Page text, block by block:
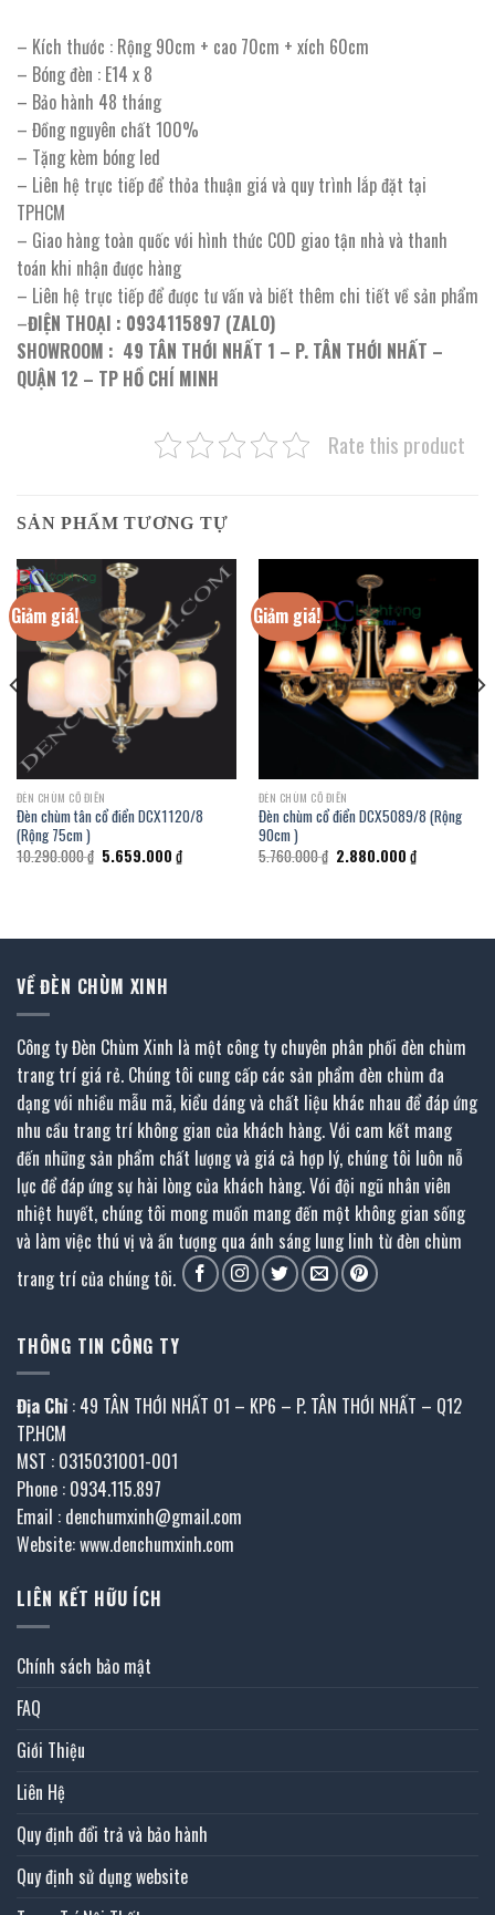
– Kích thước : Rộng 90cm + cao 70cm + xích 60cm
– Bóng đèn : E14 x 8
– Bảo hành 48 tháng
– Đồng nguyên chất 100%
– Tặng kèm bóng led
– Liên hệ trực tiếp để thỏa thuận giá và quy trình lắp đặt tại
TPHCM
– Giao hàng toàn quốc với hình thức COD giao tận nhà và thanh
toán khi nhận được hàng
– Liên hệ trực tiếp để được tư vấn và biết thêm chi tiết về sản phẩm
–ĐIỆN THOẠI : 0934115897 (ZALO)
SHOWROOM : 49 TÂN THỚI NHẤT 1 – P. TÂN THỚI NHẤT –
QUẬN 12 – TP HỒ CHÍ MINH
Rate this product
SẢN PHẨM TƯƠNG TỰ
Giảm giá!
ĐÈN CHÙM CỔ ĐIỂN
Đèn chùm tân cổ điển DCX1120/8
(Rộng 75cm )
10.290.000₫ Giá
gốc
5.659.000 ₫Giá
hiện
Giảm giá!
ĐÈN CHÙM CỔ ĐIỂN
Đèn chùm cổ điển DCX5089/8 (Rộng
90cm )
5.760.000₫ Giá
gốc
2.880.000 ₫Giá
hiện
VỀ ĐÈN CHÙM XINH
Công ty Đèn Chùm Xinh là một công ty chuyên phân phối đèn chùm
trang trí giá rẻ. Chúng tôi cung cấp các sản phẩm đèn chùm đa
dạng với nhiều mẫu mã, kiểu dáng và chất liệu khác nhau để đáp ứng
nhu cầu trang trí không gian của khách hàng. Với cam kết mang
đến những sản phẩm chất lượng và giá cả hợp lý, chúng tôi luôn nỗ
lực để đáp ứng sự hài lòng của khách hàng. Với đội ngũ nhân viên
nhiệt huyết, chúng tôi mong muốn mang đến một không gian sống
và làm việc thú vị và ấn tượng qua ánh sáng lung linh từ đèn chùm
trang trí của chúng tôi.
THÔNG TIN CÔNG TY
Địa Chỉ : 49 TÂN THỚI NHẤT 01 – KP6 – P. TÂN THỚI NHẤT – Q12
TP.HCM
MST : 0315031001-001
Phone : 0934.115.897
Email : denchumxinh@gmail.com
Website: www.denchumxinh.com
LIÊN KẾT HỮU ÍCH
Chính sách bảo mật
FAQ
Giới Thiệu
Liên Hệ
Quy định đổi trả và bảo hành
Quy định sử dụng website